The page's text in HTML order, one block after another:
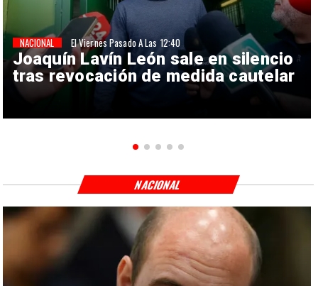
Joaquín Lavín León sale en silencio
tras revocación de medida cautelar
NACIONAL El Viernes Pasado A Las 12:40
NACIONAL